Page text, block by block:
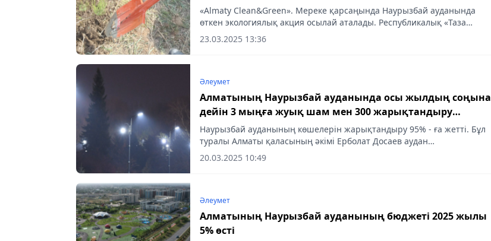
«Almaty Clean&Green». Мереке қарсаңында Наурызбай ауданында
өткен экологиялық акция осылай аталады. Республикалық «Таза
Қазақстан» бағдарламасы мен қаламыздағы «Алматы – ортақ үйіміз»
эко-науқаны...
23.03.2025 13:36
Әлеумет
Алматының Наурызбай ауданында осы жылдың соңына
дейін 3 мыңға жуық шам мен 300 жарықтандыру
бағанасын орнату жоспарлануда
Наурызбай ауданының көшелерін жарықтандыру 95% - ға жетті. Бұл
туралы Алматы қаласының әкімі Ерболат Досаев аудан
тұрғындарымен кездесу барысында мәлімдеді, деп хабарлайды
aqshamnews.kz
20.03.2025 10:49
Әлеумет
Алматының Наурызбай ауданының бюджеті 2025 жылы
5% өсті